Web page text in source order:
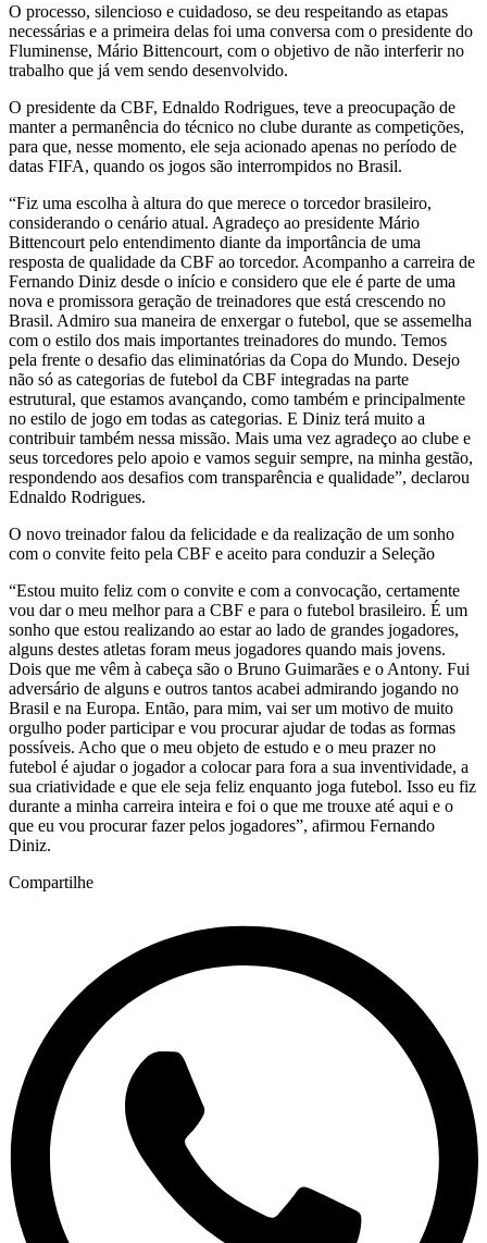
O processo, silencioso e cuidadoso, se deu respeitando as etapas
necessárias e a primeira delas foi uma conversa com o presidente do
Fluminense, Mário Bittencourt, com o objetivo de não interferir no
trabalho que já vem sendo desenvolvido.
O presidente da CBF, Ednaldo Rodrigues, teve a preocupação de
manter a permanência do técnico no clube durante as competições,
para que, nesse momento, ele seja acionado apenas no período de
datas FIFA, quando os jogos são interrompidos no Brasil.
“Fiz uma escolha à altura do que merece o torcedor brasileiro,
considerando o cenário atual. Agradeço ao presidente Mário
Bittencourt pelo entendimento diante da importância de uma
resposta de qualidade da CBF ao torcedor. Acompanho a carreira de
Fernando Diniz desde o início e considero que ele é parte de uma
nova e promissora geração de treinadores que está crescendo no
Brasil. Admiro sua maneira de enxergar o futebol, que se assemelha
com o estilo dos mais importantes treinadores do mundo. Temos
pela frente o desafio das eliminatórias da Copa do Mundo. Desejo
não só as categorias de futebol da CBF integradas na parte
estrutural, que estamos avançando, como também e principalmente
no estilo de jogo em todas as categorias. E Diniz terá muito a
contribuir também nessa missão. Mais uma vez agradeço ao clube e
seus torcedores pelo apoio e vamos seguir sempre, na minha gestão,
respondendo aos desafios com transparência e qualidade”, declarou
Ednaldo Rodrigues.
O novo treinador falou da felicidade e da realização de um sonho
com o convite feito pela CBF e aceito para conduzir a Seleção
“Estou muito feliz com o convite e com a convocação, certamente
vou dar o meu melhor para a CBF e para o futebol brasileiro. É um
sonho que estou realizando ao estar ao lado de grandes jogadores,
alguns destes atletas foram meus jogadores quando mais jovens.
Dois que me vêm à cabeça são o Bruno Guimarães e o Antony. Fui
adversário de alguns e outros tantos acabei admirando jogando no
Brasil e na Europa. Então, para mim, vai ser um motivo de muito
orgulho poder participar e vou procurar ajudar de todas as formas
possíveis. Acho que o meu objeto de estudo e o meu prazer no
futebol é ajudar o jogador a colocar para fora a sua inventividade, a
sua criatividade e que ele seja feliz enquanto joga futebol. Isso eu fiz
durante a minha carreira inteira e foi o que me trouxe até aqui e o
que eu vou procurar fazer pelos jogadores”, afirmou Fernando
Diniz.
Compartilhe